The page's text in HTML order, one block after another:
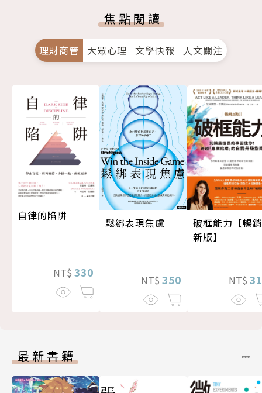
焦點閱讀
理財商管 大眾心理 文學快報 人文關注
自律的陷阱
NT$ 330
鬆綁表現焦慮
NT$ 350
破框能力【暢銷
新版】
NT$
最新書籍